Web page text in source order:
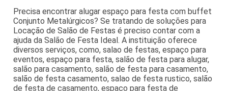
Precisa encontrar alugar espaço para festa com buffet
Conjunto Metalúrgicos? Se tratando de soluções para
Locação de Salão de Festas é preciso contar com a
ajuda da Salão de Festa Ideal. A instituição oferece
diversos serviços, como, salao de festas, espaço para
eventos, espaço para festa, salão de festa para alugar,
salão para casamento, salão de festa para casamento,
salão de festa casamento, salao de festa rustico, salão
de festa de casamento, espaço para festa de